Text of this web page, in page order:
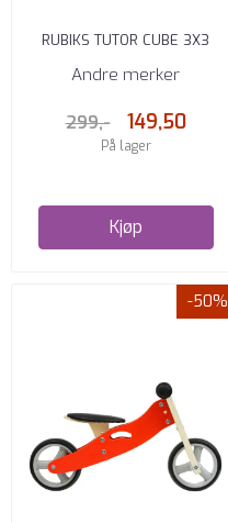
RUBIKS TUTOR CUBE 3X3
Andre merker
299,- 149,50
På lager
Kjøp
-50%